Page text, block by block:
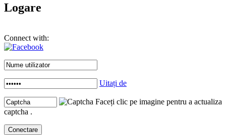
Logare
Connect with:
Uitați de
Faceți clic pe imagine pentru a actualiza
captcha .